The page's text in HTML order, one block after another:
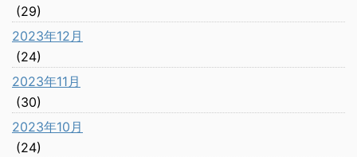
(29)
2023年12月
(24)
2023年11月
(30)
2023年10月
(24)